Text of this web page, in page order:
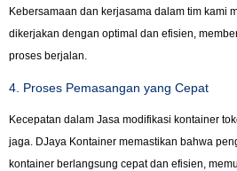
Kebersamaan dan kerjasama dalam tim kami
dikerjakan dengan optimal dan efisien,
proses berjalan.
4. Proses Pemasangan yang Cepat
Kecepatan dalam Jasa modifikasi kontainer
jaga. DJaya Kontainer memastikan bahwa
kontainer berlangsung cepat dan efisien,